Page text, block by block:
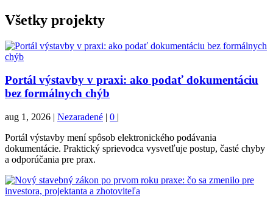
Všetky projekty
Portál výstavby v praxi: ako podať dokumentáciu
bez formálnych chýb
aug 1, 2026 | Nezaradené | 0 |
Portál výstavby mení spôsob elektronického podávania
dokumentácie. Praktický sprievodca vysvetľuje postup, časté chyby
a odporúčania pre prax.